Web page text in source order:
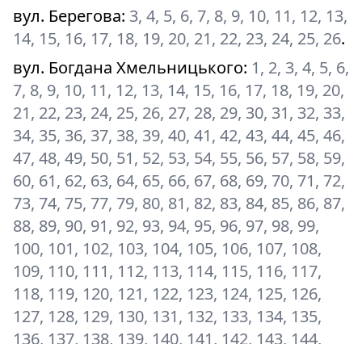
вул. Берегова: 3, 4, 5, 6, 7, 8, 9, 10, 11, 12, 13,
14, 15, 16, 17, 18, 19, 20, 21, 22, 23, 24, 25, 26.
вул. Богдана Хмельницького: 1, 2, 3, 4, 5, 6,
7, 8, 9, 10, 11, 12, 13, 14, 15, 16, 17, 18, 19, 20,
21, 22, 23, 24, 25, 26, 27, 28, 29, 30, 31, 32, 33,
34, 35, 36, 37, 38, 39, 40, 41, 42, 43, 44, 45, 46,
47, 48, 49, 50, 51, 52, 53, 54, 55, 56, 57, 58, 59,
60, 61, 62, 63, 64, 65, 66, 67, 68, 69, 70, 71, 72,
73, 74, 75, 77, 79, 80, 81, 82, 83, 84, 85, 86, 87,
88, 89, 90, 91, 92, 93, 94, 95, 96, 97, 98, 99,
100, 101, 102, 103, 104, 105, 106, 107, 108,
109, 110, 111, 112, 113, 114, 115, 116, 117,
118, 119, 120, 121, 122, 123, 124, 125, 126,
127, 128, 129, 130, 131, 132, 133, 134, 135,
136, 137, 138, 139, 140, 141, 142, 143, 144,